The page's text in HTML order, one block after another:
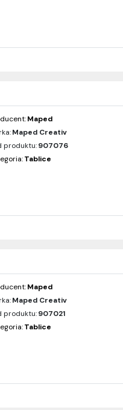
Maped
Maped Creativ
produktu:907076
Tablice
Maped
Maped Creativ
produktu:907021
Tablice